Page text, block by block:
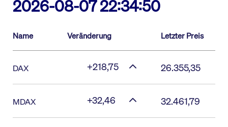
2026-08-07 22:34:50
Name Veränderung Letzter Preis
DAX +218,75 26.355,35
MDAX +32,46 32.461,79